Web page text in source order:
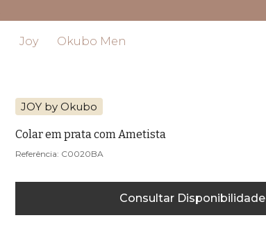
Joy Okubo Men
JOY by Okubo
Colar em prata com Ametista
C0020BA
Consultar Disponibilidade